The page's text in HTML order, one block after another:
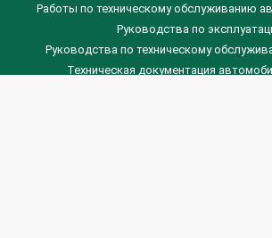
Работы по техническому обслуживанию
Руководства по
Руководства по техническому
Техническая документация